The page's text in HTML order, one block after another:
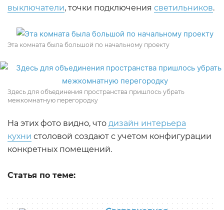
выключатели, точки подключения светильников.
Эта комната была большой по начальному проекту
Здесь для объединения пространства пришлось убрать
межкомнатную перегородку
На этих фото видно, что дизайн интерьера
кухни столовой создают с учетом конфигурации
конкретных помещений.
Статья по теме: